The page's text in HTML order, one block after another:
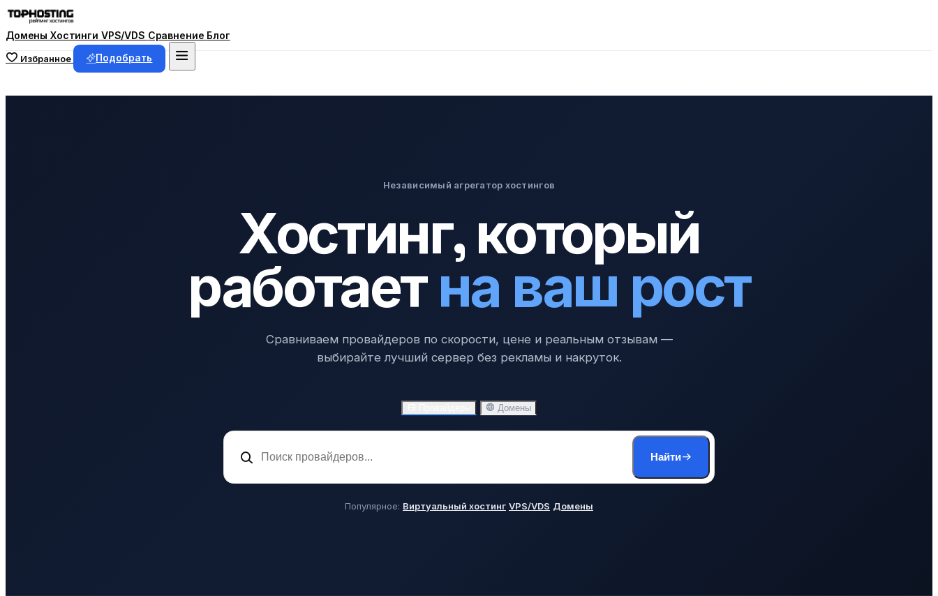
ДоменыХостинги VPS/VDS Сравнение Блог
Избранное Подобрать
Независимый агрегатор хостингов
Хостинг, который
работаетна ваш рост
Сравниваем провайдеров по скорости, цене и реальным отзывам —
выбирайте лучший сервер без рекламы и накруток.
Домены
Найти
Популярное: Виртуальный хостинг VPS/VDS Домены